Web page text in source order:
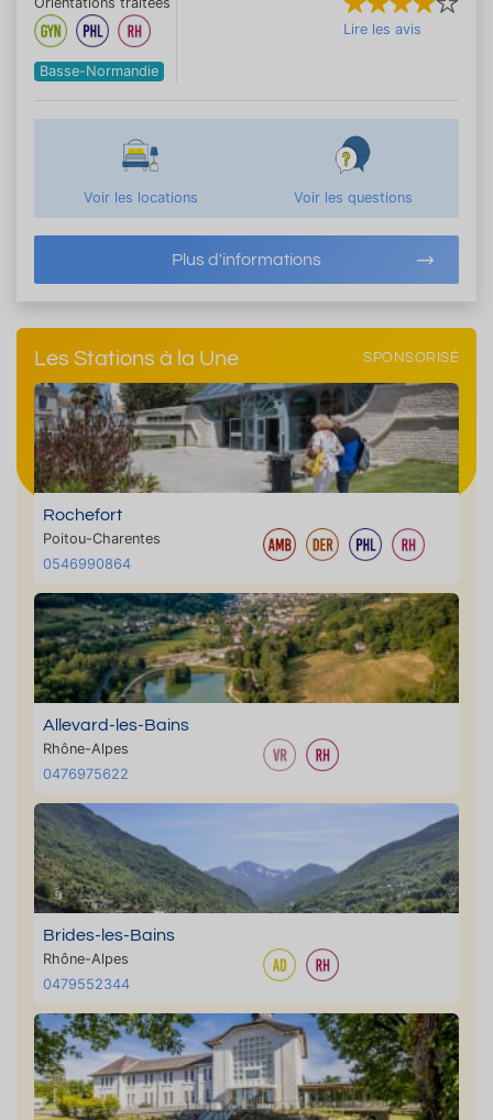
Basse-Normandie
Lire les avis
Voir les locations Voir les questions
Plus d'informations
Les Stations à la Une SPONSORISÉ
Rochefort
Poitou-Charentes
0546990864
Allevard-les-Bains
Rhône-Alpes
0476975622
Brides-les-Bains
Rhône-Alpes
0479552344